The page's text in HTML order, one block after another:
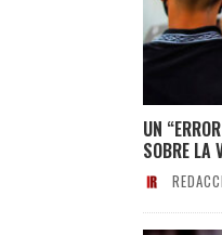
UN
SOBRE LA